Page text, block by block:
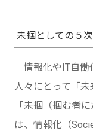
未掴としての５
情報化やIT自働
人々にとって「
「未掴（掴む者
は、情報化（